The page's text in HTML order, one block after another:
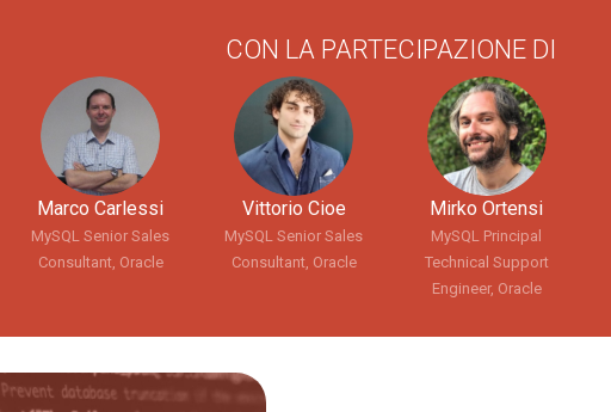
CON LA PARTECIPAZIONE DI
Marco Carlessi
MySQL Senior Sales
Consultant, Oracle
Vittorio Cioe
MySQL Senior Sales
Consultant, Oracle
Mirko Ortensi
MySQL Principal
Technical Support
Engineer, Oracle